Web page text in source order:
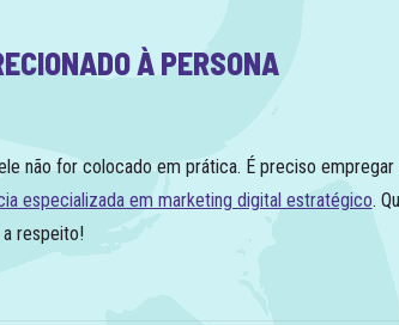
À PERSONA
não for colocado em prática. É preciso
especializada em marketing digital estratégico.
respeito!